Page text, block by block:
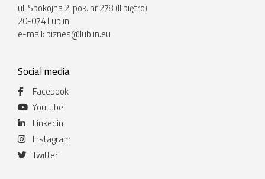
ul. Spokojna 2, pok. nr 278 (II piętro)
20-074 Lublin
e-mail: biznes@lublin.eu
Social media
Facebook
Youtube
Linkedin
Instagram
Twitter